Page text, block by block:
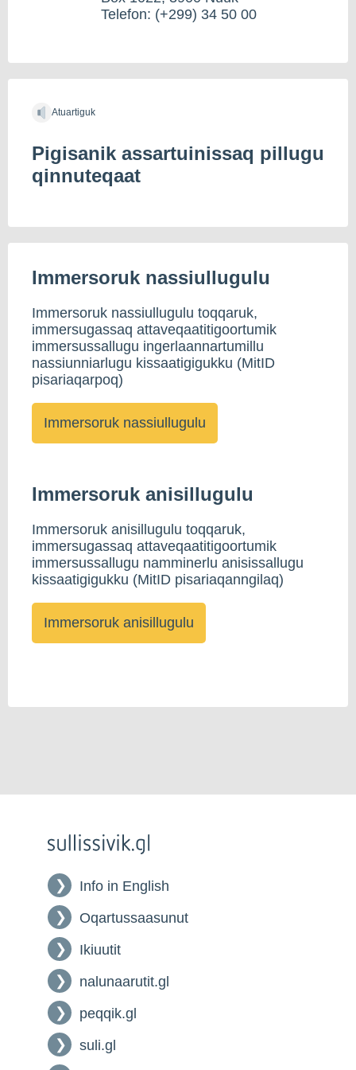
Telefon: (+299) 34 50 00
Atuartiguk
Pigisanik assartuinissaq pillugu
qinnuteqaat
Immersoruk nassiullugulu
Immersoruk nassiullugulu toqqaruk,
immersugassaq attaveqaatitigoortumik
immersussallugu ingerlaannartumillu
nassiunniarlugu kissaatigigukku (MitID
pisariaqarpoq)
Immersoruk anisillugulu
Immersoruk anisillugulu toqqaruk,
immersugassaq attaveqaatitigoortumik
immersussallugu namminerlu anisissallugu
kissaatigigukku (MitID pisariaqanngilaq)
Info in English
Oqartussaasunut
Ikiuutit
nalunaarutit.gl
peqqik.gl
suli.gl